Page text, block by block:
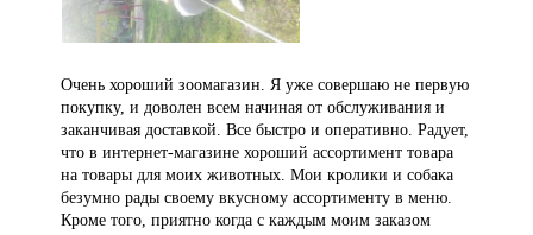
Очень хороший зоомагазин. Я уже совершаю не первую
покупку, и доволен всем начиная от обслуживания и
заканчивая доставкой. Все быстро и оперативно. Радует,
что в интернет-магазине хороший ассортимент товара
на товары для моих животных. Мои кролики и собака
безумно рады своему вкусному ассортименту в меню.
Кроме того, приятно когда с каждым моим заказом